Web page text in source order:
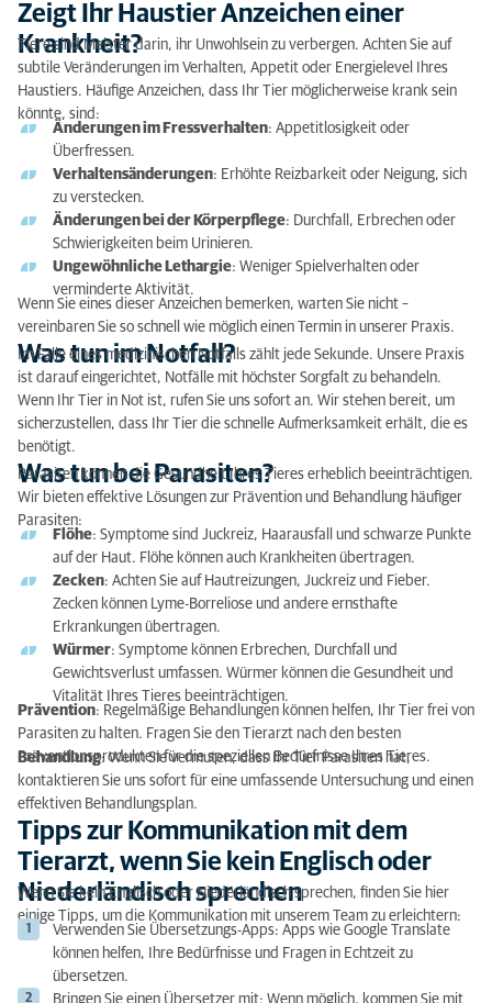
Zeigt Ihr Haustier Anzeichen einer Krankheit?
Was tun im Notfall?
Was tun bei Parasiten?
Tipps zur Kommunikation mit dem Tierarzt, wenn
Sie kein Englisch oder Niederländisch sprechen
Zeigt Ihr Haustier Anzeichen einer
Krankheit?
Tiere sind Meister darin, ihr Unwohlsein zu verbergen. Achten Sie auf
subtile Veränderungen im Verhalten, Appetit oder Energielevel Ihres
Haustiers. Häufige Anzeichen, dass Ihr Tier möglicherweise krank sein
könnte, sind:
Änderungen im Fressverhalten: Appetitlosigkeit oder
Überfressen.
Verhaltensänderungen: Erhöhte Reizbarkeit oder Neigung, sich
zu verstecken.
Änderungen bei der Körperpflege: Durchfall, Erbrechen oder
Schwierigkeiten beim Urinieren.
Ungewöhnliche Lethargie: Weniger Spielverhalten oder
verminderte Aktivität.
Wenn Sie eines dieser Anzeichen bemerken, warten Sie nicht –
vereinbaren Sie so schnell wie möglich einen Termin in unserer Praxis.
Was tun im Notfall?
Im Falle eines medizinischen Notfalls zählt jede Sekunde. Unsere Praxis
ist darauf eingerichtet, Notfälle mit höchster Sorgfalt zu behandeln.
Wenn Ihr Tier in Not ist, rufen Sie uns sofort an. Wir stehen bereit, um
sicherzustellen, dass Ihr Tier die schnelle Aufmerksamkeit erhält, die es
benötigt.
Was tun bei Parasiten?
Parasiten können die Gesundheit Ihres Tieres erheblich beeinträchtigen.
Wir bieten effektive Lösungen zur Prävention und Behandlung häufiger
Parasiten:
Flöhe: Symptome sind Juckreiz, Haarausfall und schwarze Punkte
auf der Haut. Flöhe können auch Krankheiten übertragen.
Zecken: Achten Sie auf Hautreizungen, Juckreiz und Fieber.
Zecken können Lyme-Borreliose und andere ernsthafte
Erkrankungen übertragen.
Würmer: Symptome können Erbrechen, Durchfall und
Gewichtsverlust umfassen. Würmer können die Gesundheit und
Vitalität Ihres Tieres beeinträchtigen.
Prävention: Regelmäßige Behandlungen können helfen, Ihr Tier frei von
Parasiten zu halten. Fragen Sie den Tierarzt nach den besten
Präventionsprodukten für die speziellen Bedürfnisse Ihres Tieres.
Behandlung: Wenn Sie vermuten, dass Ihr Tier Parasiten hat,
kontaktieren Sie uns sofort für eine umfassende Untersuchung und einen
effektiven Behandlungsplan.
Tipps zur Kommunikation mit dem
Tierarzt, wenn Sie kein Englisch oder
Niederländisch sprechen
Wenn Sie kein Englisch oder Niederländisch sprechen, finden Sie hier
einige Tipps, um die Kommunikation mit unserem Team zu erleichtern:
Verwenden Sie Übersetzungs-Apps: Apps wie Google Translate
können helfen, Ihre Bedürfnisse und Fragen in Echtzeit zu
übersetzen.
Bringen Sie einen Übersetzer mit: Wenn möglich, kommen Sie mit